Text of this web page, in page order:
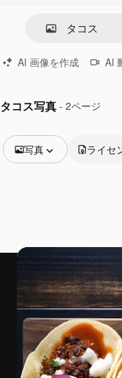
AI 画像を作成 AI
タコス写真 - 2ページ
写真
動画
映像素材
モーショングラフィック
動画テンプレート
アイコン
3D モデル
フォント
ライセ
最高のク
ットフォ
店、スタ